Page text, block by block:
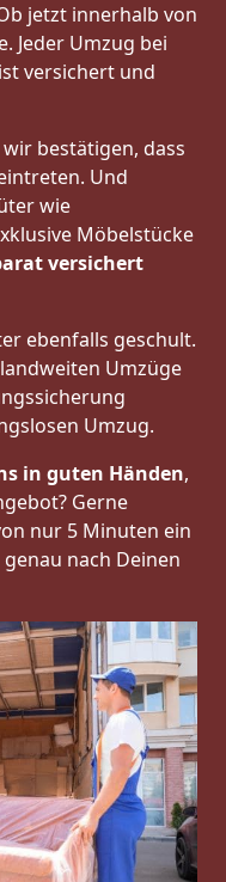
jetzt innerhalb von
Jeder Umzug bei
ist versichert und
bestätigen, dass
Und
wie
Möbelstücke
versichert
ebenfalls geschult.
Umzüge
Umzug.
in guten Händen,
Gerne
nur 5 Minuten ein
nach Deinen